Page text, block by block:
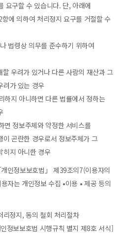
요구할 수 있습니다. 단, 아래에
에 의하여 처리정지 요구를 거절할 수
법령상 의무를 준수하기 위하여
우려가 있거나 다른 사람의 재산과 그
려가 있는 경우
하지 아니하면 다른 법률에서 정하는
면 정보주체와 약정한 서비스를
곤란한 경우로서 정보주체가 그
히지 아니한 경우
인정보보호법」 제39조의7(이용자의
자는 개인정보 수집 •이용 • 제공 등의
리정지, 동의 철회 처리절차
정보보호법 시행규칙 별지 제8호 서식]